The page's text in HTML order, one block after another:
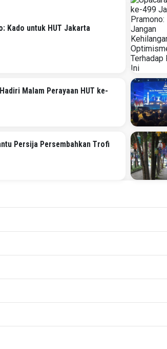
Kado untuk HUT Jakarta
Malam Perayaan HUT ke-
Persija Persembahkan Trofi